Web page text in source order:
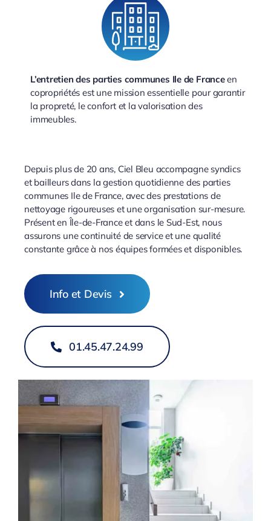
L’entretien des parties communes Ile de Franceen
copropriétés est une mission essentielle pour garantir
la propreté, le confort et la valorisation des
immeubles.
Depuis plus de 20 ans, Ciel Bleu accompagne syndics
et bailleurs dans la gestion quotidienne des parties
communes Ile de France, avec des prestations de
nettoyage rigoureuses et une organisation sur-mesure.
Présent en Île-de-France et dans le Sud-Est, nous
assurons une continuité de service et une qualité
constante grâce à nos équipes formées et disponibles.
Info et Devis
01.45.47.24.99